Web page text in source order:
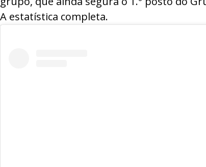
A estatística completa.